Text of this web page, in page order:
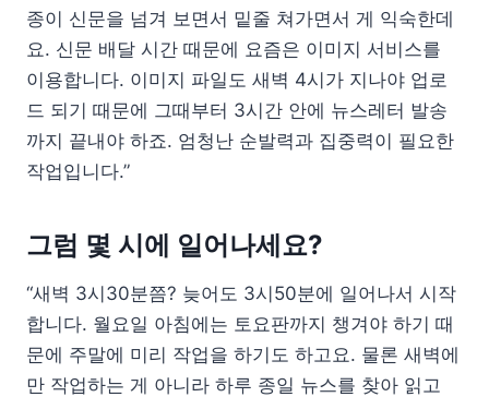
종이 신문을 넘겨 보면서 밑줄 쳐가면서 게 익숙한데
요. 신문 배달 시간 때문에 요즘은 이미지 서비스를
이용합니다. 이미지 파일도 새벽 4시가 지나야 업로
드 되기 때문에 그때부터 3시간 안에 뉴스레터 발송
까지 끝내야 하죠. 엄청난 순발력과 집중력이 필요한
작업입니다.”
그럼 몇 시에 일어나세요?
“새벽 3시30분쯤? 늦어도 3시50분에 일어나서 시작
합니다. 월요일 아침에는 토요판까지 챙겨야 하기 때
문에 주말에 미리 작업을 하기도 하고요. 물론 새벽에
만 작업하는 게 아니라 하루 종일 뉴스를 찾아 읽고